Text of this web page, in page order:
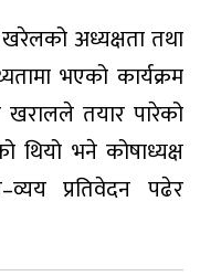
खरेलको अध्यक्षता तथा
भएको कार्यक्रम
खरालले तयार पारेको
थियो भने कोषाध्यक्ष
प्रतिवेदन पढेर